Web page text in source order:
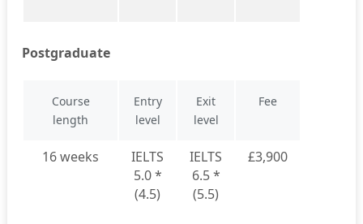
Postgraduate
Course
length
Entry
level
Exit
level
Fee
16 weeks
IELTS
5.0 *
(4.5)
IELTS
6.5 *
(5.5)
£3,900